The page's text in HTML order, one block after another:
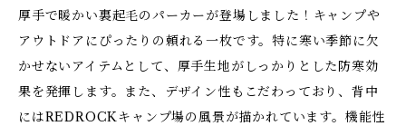
厚手で暖かい裏起毛のパーカーが登場しました！キャンプや
アウトドアにぴったりの頼れる一枚です。特に寒い季節に欠
かせないアイテムとして、厚手生地がしっかりとした防寒効
果を発揮します。また、デザイン性もこだわっており、背中
にはREDROCKキャンプ場の風景が描かれています。機能性